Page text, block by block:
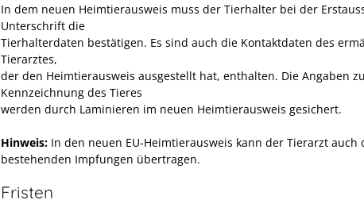
In dem neuen Heimtierausweis muss der Tierhalter bei der
Unterschrift die
Tierhalterdaten bestätigen. Es sind auch die Kontaktdaten des
Tierarztes,
der den Heimtierausweis ausgestellt hat, enthalten. Die Angaben
Kennzeichnung des Tieres
werden durch Laminieren im neuen Heimtierausweis gesichert.
Hinweis: In den neuen EU-Heimtierausweis kann der Tierarzt auch
bestehenden Impfungen übertragen.
Fristen